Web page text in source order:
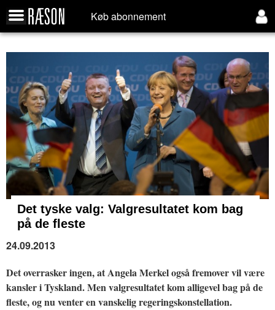
Køb abonnement
Det tyske valg: Valgresultatet kom bag
på de fleste
24.09.2013
Det overrasker ingen, at Angela Merkel også fremover vil være
kansler i Tyskland. Men valgresultatet kom alligevel bag på de
fleste, og nu venter en vanskelig regeringskonstellation.